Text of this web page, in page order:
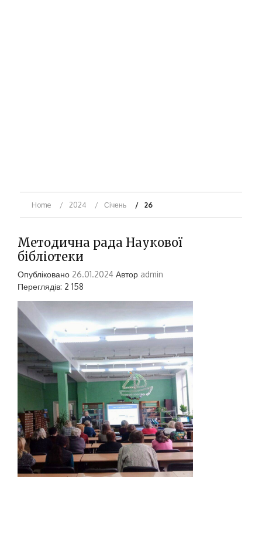
Home 2024 Січень 26
Методична рада Наукової
бібліотеки
Опубліковано 26.01.2024 Автор admin
Переглядів: 2 158